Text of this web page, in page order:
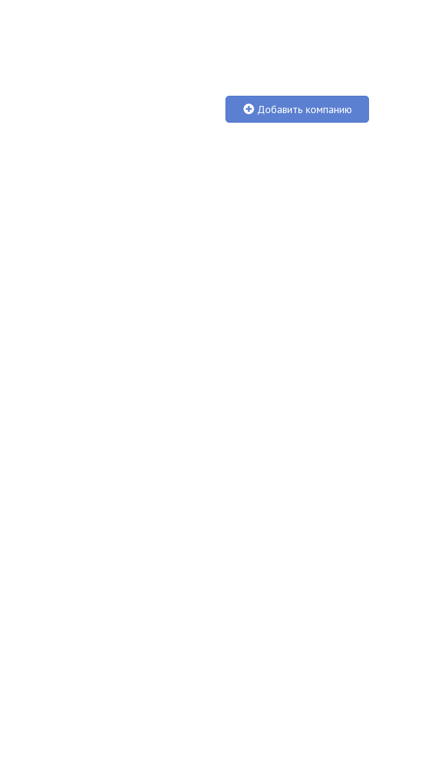
Добавить компанию